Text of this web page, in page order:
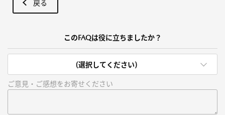
戻る
このFAQは役に立ちましたか？
(選択してください)
ご意見・ご感想をお寄せください